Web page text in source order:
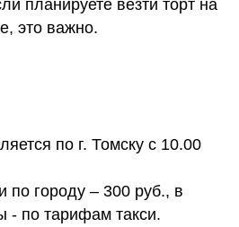
планируете везти торт на
это важно.
по г. Томску с 10.00
по городу – 300 руб., в
- по тарифам такси.